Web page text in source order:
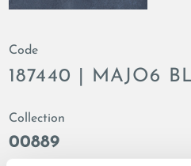
Code
187440 | MAJO6
Collection
00889